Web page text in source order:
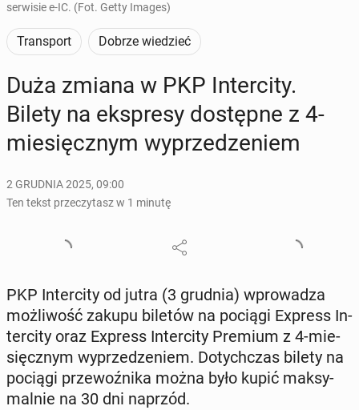
serwisie e-IC. (Fot. Getty Images)
Transport Dobrze wiedzieć
Duża zmiana w PKP In­ter­ci­ty.
Bilety na eks­pre­sy do­stęp­ne z 4-
mie­sięcz­nym wy­prze­dze­niem
2 GRUDNIA 2025, 09:00
Ten tekst przeczytasz w 1 minutę
PKP In­ter­ci­ty od jutra (3 grudnia) wpro­wa­dza
moż­li­wość zakupu biletów na pociągi Express In­
ter­ci­ty oraz Express In­ter­ci­ty Premium z 4-mie­
sięcz­nym wy­prze­dze­niem. Do­tych­czas bilety na
pociągi prze­woź­ni­ka można było kupić mak­sy­
mal­nie na 30 dni naprzód.